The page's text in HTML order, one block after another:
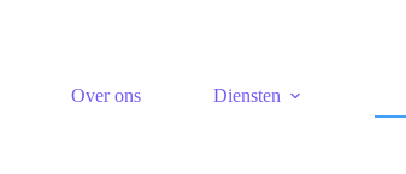
Over ons Diensten